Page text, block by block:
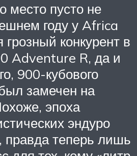
место пусто не
году у Africa
конкурент в
Adventure R, да и
900-кубового
замечен на
эпоха
эндуро
правда теперь лишь